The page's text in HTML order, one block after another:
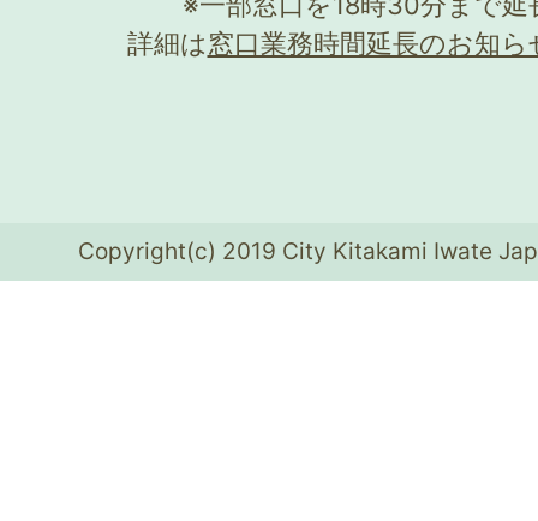
詳細は窓口業務時間延長のお知ら
Copyright(c) 2019 City Kitakami Iwate